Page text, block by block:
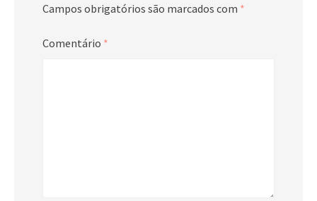
Campos obrigatórios são marcados com *
Comentário *